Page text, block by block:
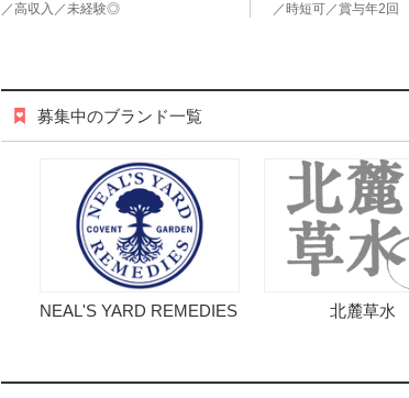
／高収入／未経験◎
／時短可／賞与年2回
募集中のブランド一覧
NEAL'S YARD REMEDIES 北麓草水